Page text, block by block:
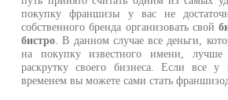
покупку франшизы у вас не
собственного бренда организовать свой
бистро . В данном случае все деньги,
на покупку известного имени,
раскрутку своего бизнеса. Если все у
временем вы можете сами стать